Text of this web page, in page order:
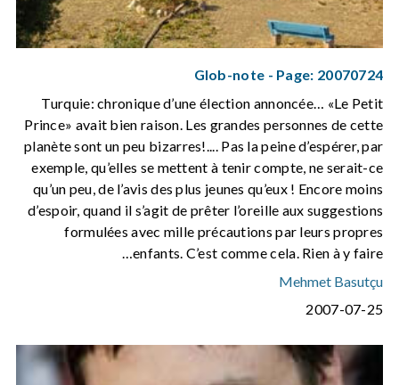
Glob-note - Page: 20070724
Turquie: chronique d’une élection annoncée… «Le Petit
Prince» avait bien raison. Les grandes personnes de cette
planète sont un peu bizarres!.... Pas la peine d’espérer, par
exemple, qu’elles se mettent à tenir compte, ne serait-ce
qu’un peu, de l’avis des plus jeunes qu’eux ! Encore moins
d’espoir, quand il s’agit de prêter l’oreille aux suggestions
formulées avec mille précautions par leurs propres
enfants. C’est comme cela. Rien à y faire…
Mehmet Basutçu
2007-07-25